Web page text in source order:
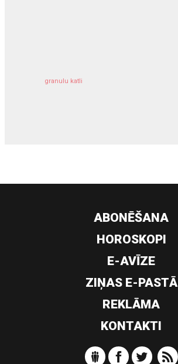
granulu katli
ABONĒŠANA
HOROSKOPI
E-AVĪZE
ZIŅAS E-PASTĀ
REKLĀMA
KONTAKTI